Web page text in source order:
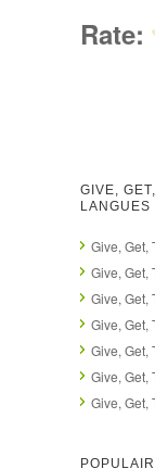
Rate:
GIVE,
LANGUES
Give, Get,
Give, Get,
Give, Get,
Give, Get,
Give, Get,
Give, Get,
Give, Get,